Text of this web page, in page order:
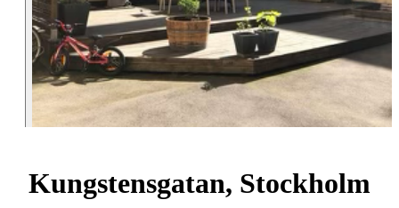
Kungstensgatan, Stockholm